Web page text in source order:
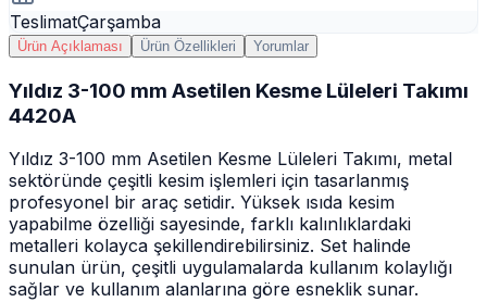
TeslimatÇarşamba
Ürün Açıklaması Ürün Özellikleri Yorumlar
Yıldız 3-100 mm Asetilen Kesme Lüleleri Takımı
4420A
Yıldız 3-100 mm Asetilen Kesme Lüleleri Takımı, metal
sektöründe çeşitli kesim işlemleri için tasarlanmış
profesyonel bir araç setidir. Yüksek ısıda kesim
yapabilme özelliği sayesinde, farklı kalınlıklardaki
metalleri kolayca şekillendirebilirsiniz. Set halinde
sunulan ürün, çeşitli uygulamalarda kullanım kolaylığı
sağlar ve kullanım alanlarına göre esneklik sunar.